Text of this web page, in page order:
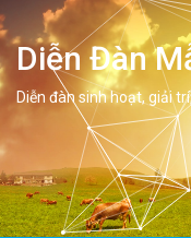
Diễn Đàn
Diễn đàn sinh hoạt, giải